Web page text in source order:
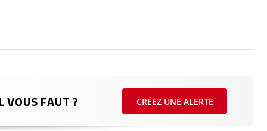
VOUS FAUT ? CRÉEZ UNE ALERTE